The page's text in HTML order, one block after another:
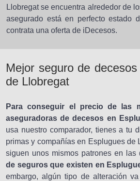
Llobregat se encuentra alrededor de
asegurado está en perfecto estado
contrata una oferta de iDecesos.
Mejor seguro de
de Llobregat
Para conseguir el precio de las
aseguradoras de decesos en
usa nuestro comparador, tienes a tu
primas y compañías en Esplugues de
siguen unos mismos patrones en las
de seguros que existen en
embargo, algún tipo de alteración